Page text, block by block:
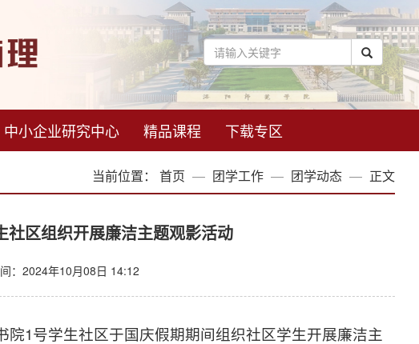
中小企业研究中心 精品课程 下载专区
当前位置： 首页 团学工作 团学动态 正文
社区组织开展廉洁主题观影活动
：2024年10月08日 14:12
1号学生社区于国庆假期期间组织社区学生开展廉洁主